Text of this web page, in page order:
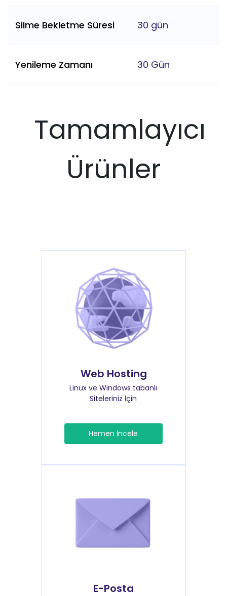
Silme Bekletme Süresi 30 gün
Yenileme Zamanı 30 Gün
Tamamlayıcı
Ürünler
Web Hosting
Linux ve Windows tabanlı
Siteleriniz İçin
Hemen İncele
E-Posta